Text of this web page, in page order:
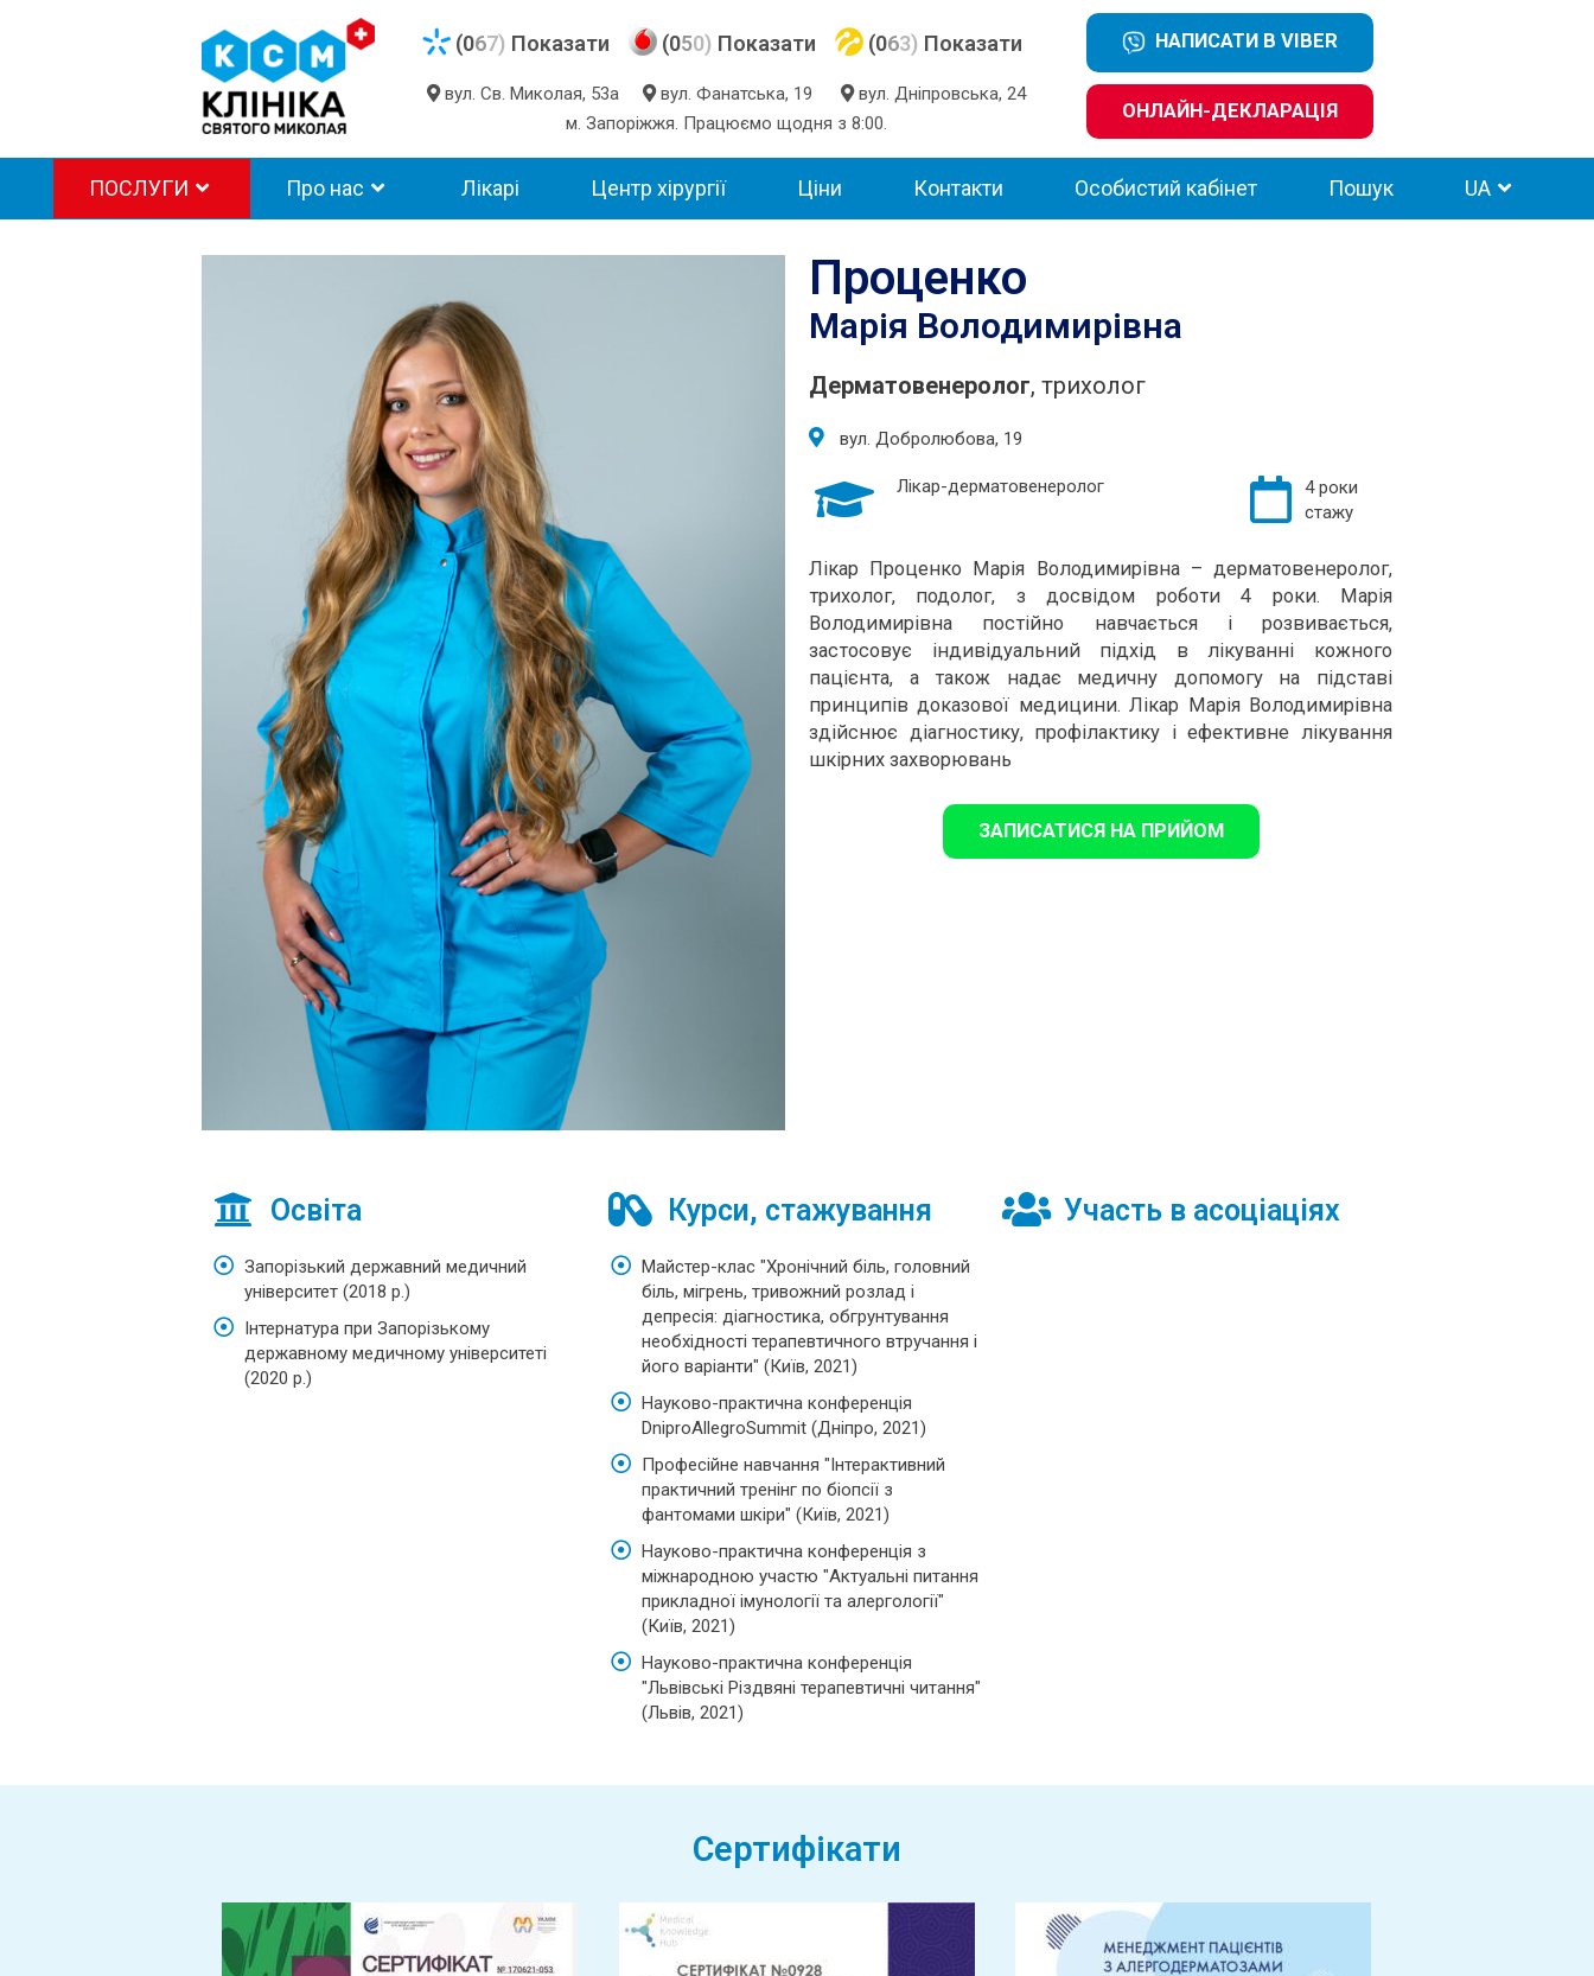
(067) Показати (050) Показати
вул. Св. Миколая, 53а вул. Фанатська, 19
вул. Дніпровська, 24
м. Запоріжжя. Працюємо щодня з 8:00.
(063) Показати НАПИСАТИ В VIBER
ОНЛАЙН-ДЕКЛАРАЦІЯ
ПОСЛУГИ Про нас Лікарі Центр хірургії Ціни Контакти Особистий кабінет Пошук UA
Проценко
Марія Володимирівна
Дерматовенеролог, трихолог
вул. Добролюбова, 19
Лікар-дерматовенеролог
4 роки
стажу
Лікар Проценко Марія Володимирівна – дерматовенеролог,
трихолог, подолог, з досвідом роботи 4 роки. Марія
Володимирівна постійно навчається і розвивається,
застосовує індивідуальний підхід в лікуванні кожного
пацієнта, а також надає медичну допомогу на підставі
принципів доказової медицини. Лікар Марія Володимирівна
здійснює діагностику, профілактику і ефективне лікування
шкірних захворювань
ЗАПИСАТИСЯ НА ПРИЙОМ
Освіта
Запорізький державний медичний
університет (2018 р.)
Інтернатура при Запорізькому
державному медичному університеті
(2020 р.)
Курси, стажування
Майстер-клас "Хронічний біль, головний
біль, мігрень, тривожний розлад і
депресія: діагностика, обгрунтування
необхідності терапевтичного втручання і
його варіанти" (Київ, 2021)
Науково-практична конференція
DniproAllegroSummit (Дніпро, 2021)
Професійне навчання "Інтерактивний
практичний тренінг по біопсії з
фантомами шкіри" (Київ, 2021)
Науково-практична конференція з
міжнародною участю "Актуальні питання
прикладної імунології та алергології"
(Київ, 2021)
Науково-практична конференція
"Львівські Різдвяні терапевтичні читання"
(Львів, 2021)
Участь в асоціаціях
Сертифікати